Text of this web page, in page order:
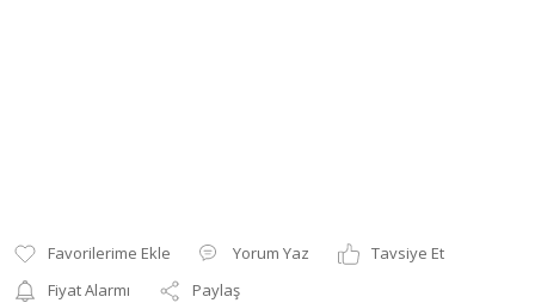
Yorum Yaz
Tavsiye Et
Fiyat Alarmı
Paylaş